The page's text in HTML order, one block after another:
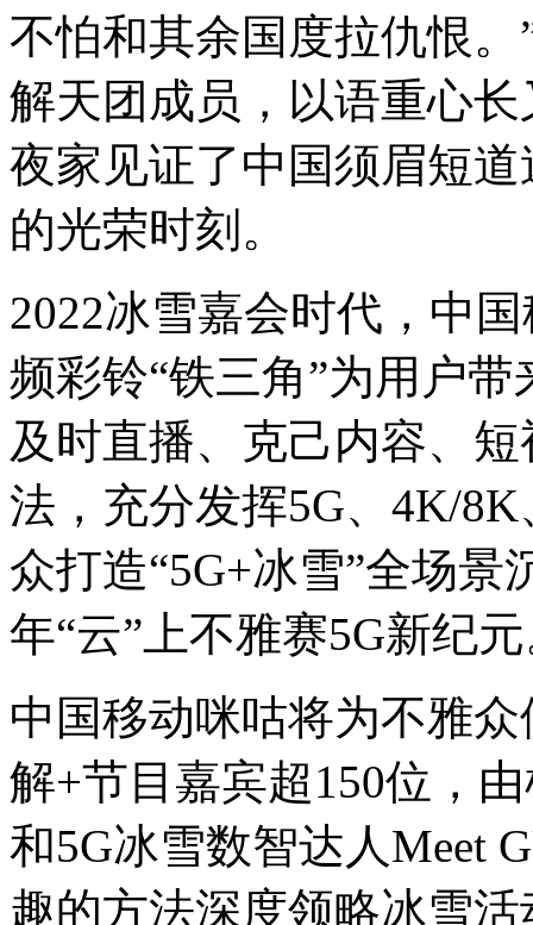
不怕和其余国度拉仇恨
解天团成员，以语重心
夜家见证了中国须眉短
的光荣时刻。
2022冰雪嘉会时代，中
频彩铃“铁三角”为用户
及时直播、克己内容、
法，充分发挥5G、4K/
众打造“5G+冰雪”全场
年“云”上不雅赛5G新纪
中国移动咪咕将为不雅
解+节目嘉宾超150位，
和5G冰雪数智达人Meet
趣的方法深度领略冰雪